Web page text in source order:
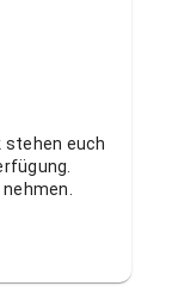
stehen euch